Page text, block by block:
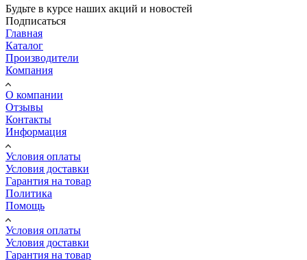
Будьте в курсе наших акций и новостей
Подписаться
Главная
Каталог
Производители
Компания
О компании
Отзывы
Контакты
Информация
Условия оплаты
Условия доставки
Гарантия на товар
Политика
Помощь
Условия оплаты
Условия доставки
Гарантия на товар